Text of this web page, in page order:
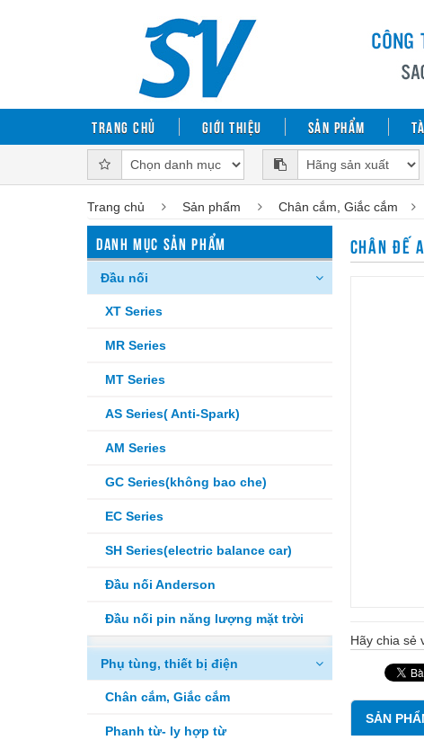
Trang chủ Giới thiệu Sản phẩm
Trang chủ Sản phẩm Chân cắm, Giắc cắm
CHÂN ĐẾ
Hãy chia sẻ
SẢN
DANH MỤC SẢN PHẨM
Đầu nối
XT Series
MR Series
MT Series
AS Series( Anti-Spark)
AM Series
GC Series(không bao che)
EC Series
SH Series(electric balance car)
Đầu nối Anderson
Đầu nối pin năng lượng mặt trời
Phụ tùng, thiết bị điện
Chân cắm, Giắc cắm
Phanh từ- ly hợp từ